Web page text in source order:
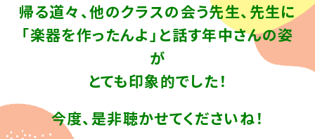
帰る道々、他のクラスの会う先生、先生に
「楽器を作ったんよ」と話す年中さんの姿
が
とても印象的でした！
今度、是非聴かせてくださいね！